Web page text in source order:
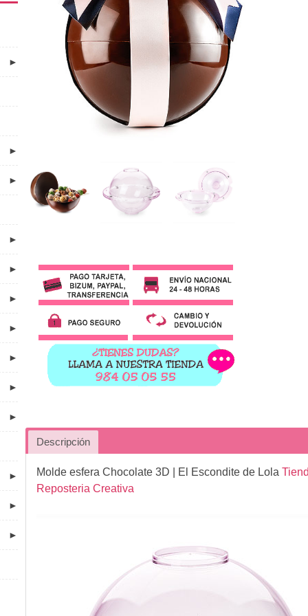
Descripción
Molde esfera Chocolate 3D | El Escondite de Lola
Reposteria Creativa
►
►
►
►
►
►
►
►
►
►
►
►
►